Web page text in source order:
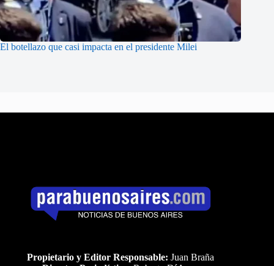
El botellazo que casi impacta en el presidente Milei
Propietario y Editor Responsable: Juan Braña